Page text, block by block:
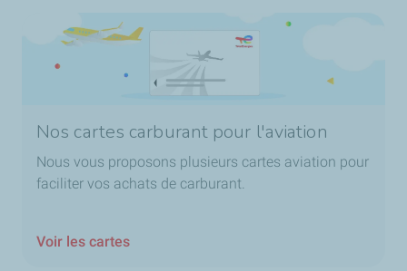
Nos cartes carburant pour l'aviation
Nous vous proposons plusieurs cartes aviation pour
faciliter vos achats de carburant.
Voir les cartes